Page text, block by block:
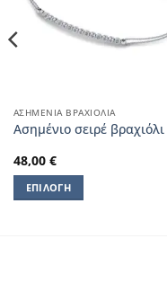
ΑΣΗΜΈΝΙΑ ΒΡΑΧΙΌΛΙΑ
Aσημένιο σειρέ βραχιόλι
48,00 €
ΕΠΙΛΟΓΉ